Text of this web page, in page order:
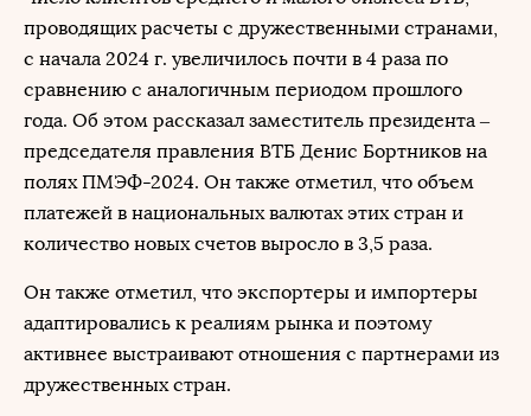
проводящих расчеты с дружественными странами,
с начала 2024 г. увеличилось почти в 4 раза по
сравнению с аналогичным периодом прошлого
года. Об этом рассказал заместитель президента –
председателя правления ВТБ Денис Бортников на
полях ПМЭФ-2024. Он также отметил, что объем
платежей в национальных валютах этих стран и
количество новых счетов выросло в 3,5 раза.
Он также отметил, что экспортеры и импортеры
адаптировались к реалиям рынка и поэтому
активнее выстраивают отношения с партнерами из
дружественных стран.